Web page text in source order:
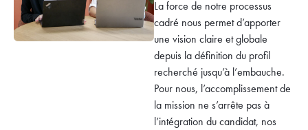
La force de notre processus
cadré nous permet d’apporter
une vision claire et globale
depuis la définition du profil
recherché jusqu’à l’embauche.
Pour nous, l’accomplissement de
la mission ne s’arrête pas à
l’intégration du candidat, nos